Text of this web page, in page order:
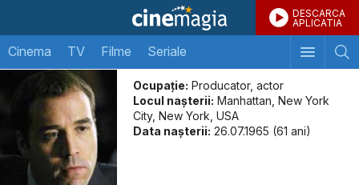
DESCARCA
APLICATIA
Cinema TV Filme Seriale
Ocupație: Producator, actor
Locul naşterii: Manhattan, New York
City, New York, USA
Data naşterii: 26.07.1965 (61 ani)